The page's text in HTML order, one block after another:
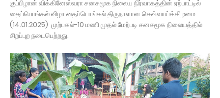
குப்பிழான் விக்கினேஸ்வரா சனசமூக நிலைய நிர்வாகத்தின் ஏற்பாட்டில்
தைப்பொங்கல் விழா தைப்பொங்கல் திருநாளான செவ்வாய்க்கிழமை
(14.01.2025) முற்பகல்-10 மணி முதல் மேற்படி சனசமூக நிலையத்தில்
சிறப்புற நடைபெற்றது.